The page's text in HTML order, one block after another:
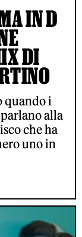
IN D
DI
quando i
alla
che ha
uno in